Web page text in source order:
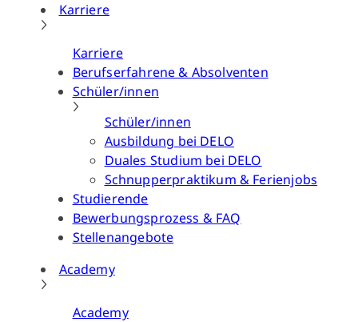
Karriere
Karriere
Berufserfahrene & Absolventen
Schüler/innen
Schüler/innen
Ausbildung bei DELO
Duales Studium bei DELO
Schnupperpraktikum & Ferienjobs
Studierende
Bewerbungsprozess & FAQ
Stellenangebote
Academy
Academy